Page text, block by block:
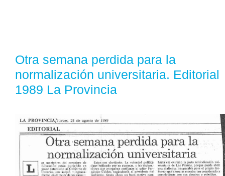
Otra semana perdida para la
normalización universitaria. Editorial
1989 La Provincia